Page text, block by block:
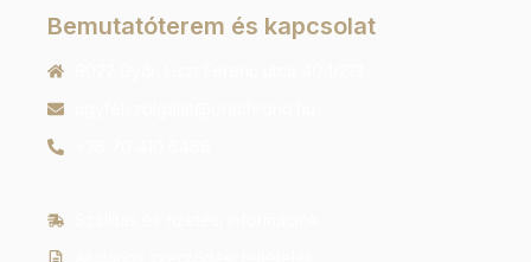
Bemutatóterem és kapcsolat